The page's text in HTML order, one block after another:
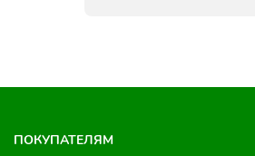
ПОКУПАТЕЛЯМ